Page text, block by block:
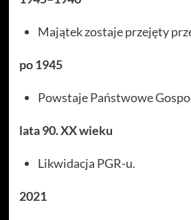
Majątek zostaje przejęty
po 1945
Powstaje Państwowe
lata 90. XX wieku
Likwidacja PGR-u.
2021